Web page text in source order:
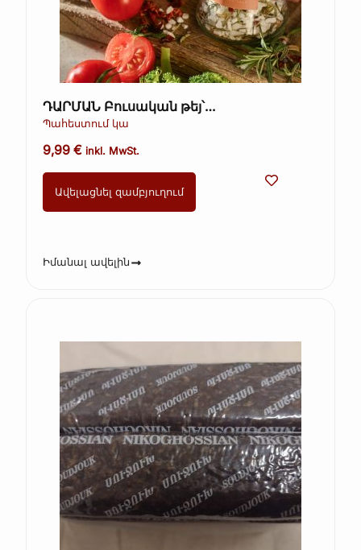
ԴԱՐՄԱՆ Բուսական թեյ՝
խոտաբույսերով և մրգերով, գրքի տուփ
Պահեստում կա
9,99€ inkl. MwSt.
Ավելացնել զամբյուղում
Իմանալ ավելին